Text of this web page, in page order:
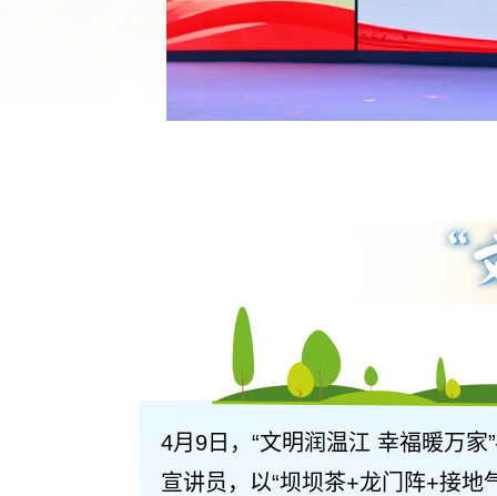
4月9日，“文明润温江 幸福暖万
宣讲员，以“坝坝茶+龙门阵+接